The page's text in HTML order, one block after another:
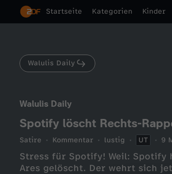
Startseite Kategorien Kinder
Walulis Daily
Walulis Daily
Spotify löscht Rechts-
Satire Kommentar lustig UT 9
Stress für Spotify! Weil: Spotify
Ares gelöscht. Der wehrt sich